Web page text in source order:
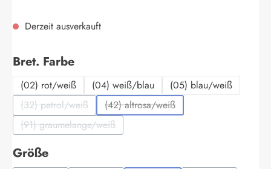
Derzeit ausverkauft
Bret. Farbeauswählen
(02) rot/weiß (04) weiß/blau
(05) blau/weiß
(32) petrol/weiß
(Diese Option ist zurzeit nicht verfügbar.)
(42) altrosa/weiß
(Diese Option ist zurzeit nicht
(91) graumelange/weiß
(Diese Option ist zurzeit nicht verfügbar.)
Größeauswählen